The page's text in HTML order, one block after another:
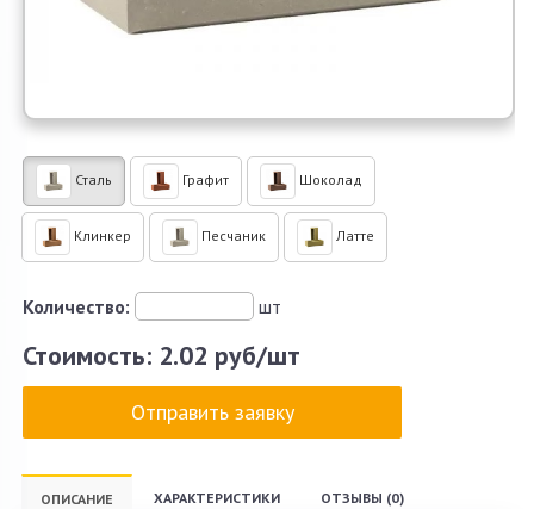
Сталь Графит Шоколад
Клинкер Песчаник Латте
Количество: шт
Стоимость: 2.02 руб/шт
Отправить заявку
ОПИСАНИЕ ХАРАКТЕРИСТИКИ ОТЗЫВЫ (0)